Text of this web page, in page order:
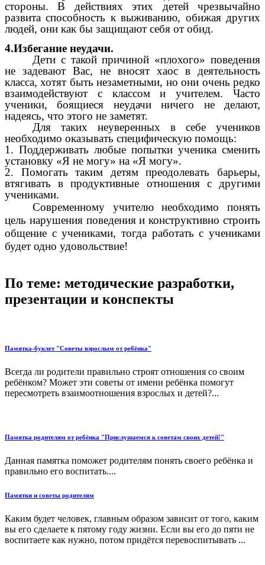
стороны. В действиях этих детей чрезвычайно
развита способность к выживанию, обижая других
людей, они как бы защищают себя от обид.
4.Избегание неудачи.
Дети с такой причиной «плохого» поведения
не задевают Вас, не вносят хаос в деятельность
класса, хотят быть незаметными, но они очень редко
взаимодействуют с классом и учителем. Часто
ученики, боящиеся неудачи ничего не делают,
надеясь, что этого не заметят.
Для таких неуверенных в себе учеников
необходимо оказывать специфическую помощь:
1. Поддерживать любые попытки ученика сменить
установку «Я не могу» на «Я могу».
2. Помогать таким детям преодолевать барьеры,
втягивать в продуктивные отношения с другими
учениками.
Современному учителю необходимо понять
цель нарушения поведения и конструктивно строить
общение с учениками, тогда работать с учениками
будет одно удовольствие!
По теме: методические разработки,
презентации и конспекты
Памятка-буклет "Советы взрослым от ребёнка"
Всегда ли родители правильно строят отношения со своим
ребёнком? Может эти советы от имени ребёнка помогут
пересмотреть взаимоотношения взрослых и детей?...
Памятка родителям от ребёнка "Прислушаемся к советам своих детей!"
Данная памятка поможет родителям понять своего ребёнка и
правильно его воспитать....
Памятки и советы родителям
Каким будет человек, главным образом зависит от того, каким
вы его сделаете к пятому году жизни. Если вы его до пяти не
воспитаете как нужно, потом придётся перевоспитывать ...